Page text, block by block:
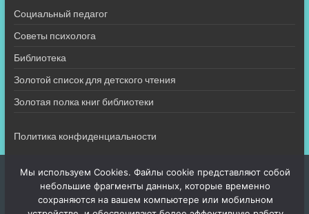
Социальный педагог
Советы психолога
Библиотека
Золотой список для детского чтения
Золотая полка книг библиотеки
Политика конфиденциальности
Мы используем Cookies. Файлы cookie представляют собой
небольшие фрагменты данных, которые временно
сохраняются на вашем компьютере или мобильном